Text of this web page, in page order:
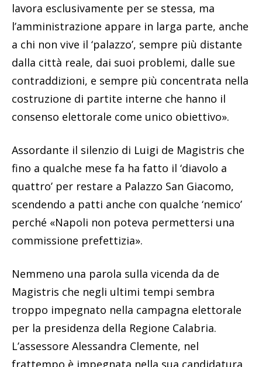
lavora esclusivamente per se stessa, ma
l’amministrazione appare in larga parte, anche
a chi non vive il ‘palazzo’, sempre più distante
dalla città reale, dai suoi problemi, dalle sue
contraddizioni, e sempre più concentrata nella
costruzione di partite interne che hanno il
consenso elettorale come unico obiettivo».
Assordante il silenzio di Luigi de Magistris che
fino a qualche mese fa ha fatto il ‘diavolo a
quattro’ per restare a Palazzo San Giacomo,
scendendo a patti anche con qualche ‘nemico’
perché «Napoli non poteva permettersi una
commissione prefettizia».
Nemmeno una parola sulla vicenda da de
Magistris che negli ultimi tempi sembra
troppo impegnato nella campagna elettorale
per la presidenza della Regione Calabria.
L’assessore Alessandra Clemente, nel
frattempo è impegnata nella sua candidatura